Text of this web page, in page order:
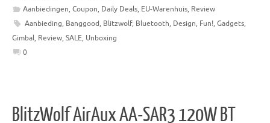
Aanbiedingen, Coupon, Daily Deals, EU-Warenhuis, Review
Aanbieding, Banggood, Blitzwolf, Bluetooth, Design, Fun!, Gadgets,
Gimbal, Review, SALE, Unboxing
0
BlitzWolf AirAux AA-SAR3 120W BT